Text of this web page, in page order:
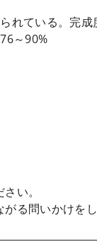
れている。完
～90%
い。
がる問いかけを